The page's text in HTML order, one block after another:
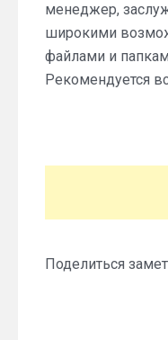
менеджер,
широкими
файлами и
Рекомендуется
Поделиться